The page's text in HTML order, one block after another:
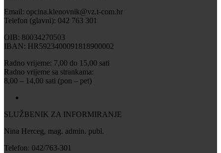
Email: opcina.klenovnik@vz.t-com.hr
Telefon (glavni): 042 763 301
OIB: 80034270503
IBAN: HR5923400091818900002
Radno vrijeme: 7,00 do 15,00 sati
Radno vrijeme sa strankama:
8,00 – 14,00 sati (pon – pet)
SLUŽBENIK ZA INFORMIRANJE
Nina Herceg, mag. admin. publ.
Telefon: 042/763-301